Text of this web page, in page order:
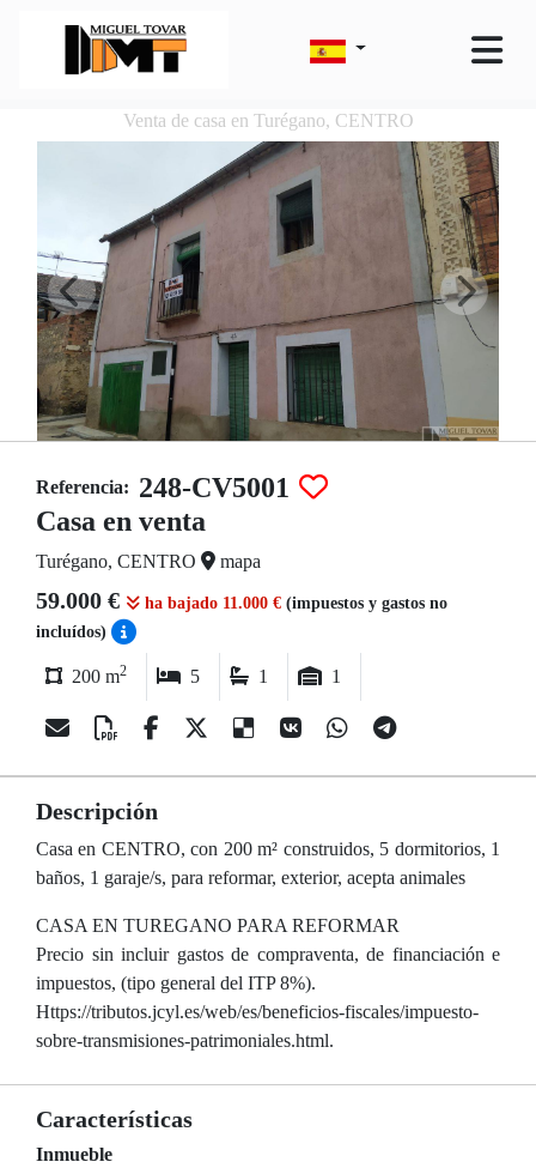
Venta de casa en Turégano, CENTRO
Referencia: 248-CV5001
Casa en venta
Turégano, CENTRO mapa
59.000 € ha bajado 11.000 € (impuestos y gastos no
incluídos)
200 m2 5 1 1
Descripción
Casa en CENTRO, con 200 m² construidos, 5 dormitorios, 1
baños, 1 garaje/s, para reformar, exterior, acepta animales
CASA EN TUREGANO PARA REFORMAR
Precio sin incluir gastos de compraventa, de financiación e
impuestos, (tipo general del ITP 8%).
Https://tributos.jcyl.es/web/es/beneficios-fiscales/impuesto-
sobre-transmisiones-patrimoniales.html.
Características
Inmueble